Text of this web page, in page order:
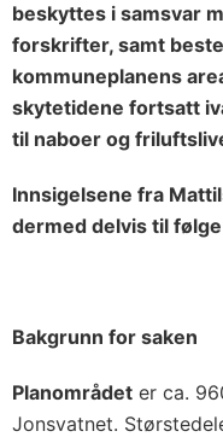
beskyttes i samsvar
forskrifter, samt
kommuneplanens
skytetidene fortsatt
til naboer og
Innsigelsene fra
dermed delvis til
Bakgrunn for saken
Planområdet er ca.
Jonsvatnet.